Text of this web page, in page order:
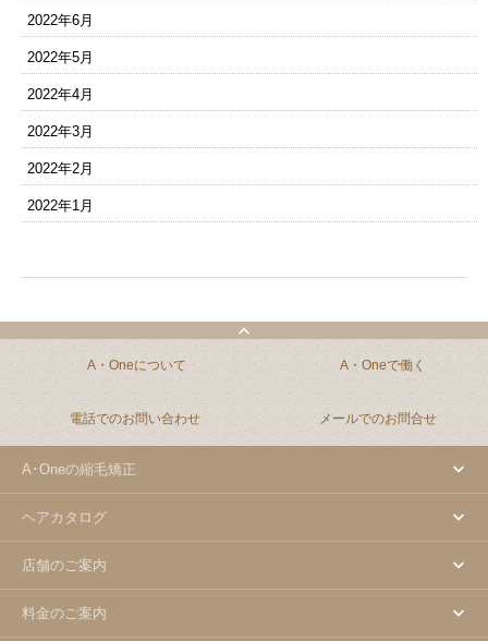
2022年6月
2022年5月
2022年4月
2022年3月
2022年2月
2022年1月
A・Oneについて A・Oneで働く
電話でのお問い合わせ メールでのお問合せ
A･Oneの縮毛矯正
ヘアカタログ
店舗のご案内
料金のご案内